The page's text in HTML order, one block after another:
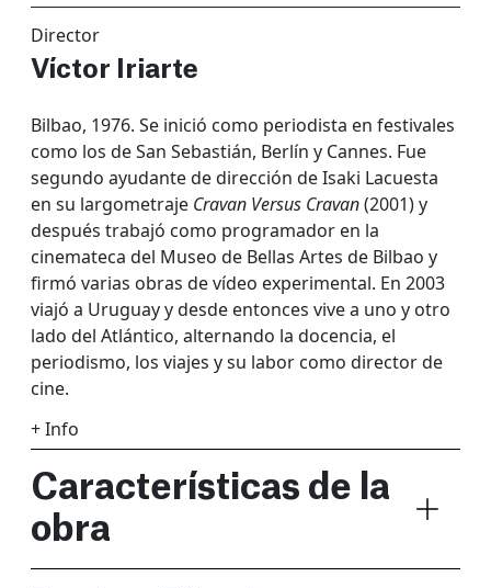
Director
Víctor Iriarte
Bilbao, 1976. Se inició como periodista en festivales
como los de San Sebastián, Berlín y Cannes. Fue
segundo ayudante de dirección de Isaki Lacuesta
en su largometraje Cravan Versus Cravan(2001) y
después trabajó como programador en la
cinemateca del Museo de Bellas Artes de Bilbao y
firmó varias obras de vídeo experimental. En 2003
viajó a Uruguay y desde entonces vive a uno y otro
lado del Atlántico, alternando la docencia, el
periodismo, los viajes y su labor como director de
cine.
+ Info
Características de la
obra